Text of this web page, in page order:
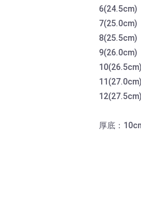
6(24.5cm)
7(25.0cm)
8(25.5cm)
9(26.0cm)
10(26.5cm)
11(27.0cm)
12(27.5cm)
厚底：